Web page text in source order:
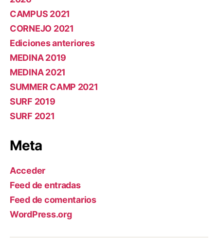
CAMPUS 2021
CORNEJO 2021
Ediciones anteriores
MEDINA 2019
MEDINA 2021
SUMMER CAMP 2021
SURF 2019
SURF 2021
Meta
Acceder
Feed de entradas
Feed de comentarios
WordPress.org